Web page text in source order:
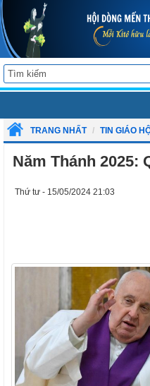
TRANG NHẤT TIN GIÁO
Năm Thánh 2025:
Thứ tư - 15/05/2024 21:03